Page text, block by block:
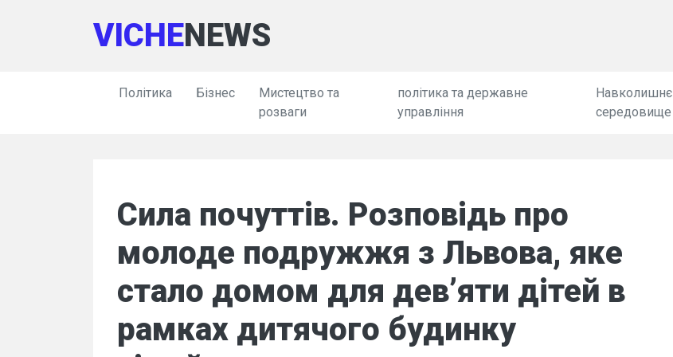
VICHENEWS
Політика Бізнес
Мистецтво та
розваги
політика та державне
управління
Навколишнє
середовище
Сила почуттів. Розповідь про
молоде подружжя з Львова, яке
стало домом для дев’яти дітей в
рамках дитячого будинку